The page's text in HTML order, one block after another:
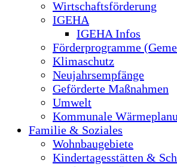
Wirtschaftsförderung
IGEHA
IGEHA Infos
Förderprogramme
Klimaschutz
Neujahrsempfänge
Geförderte Maßnahmen
Umwelt
Kommunale
Familie & Soziales
Wohnbaugebiete
Kindertagesstätten &